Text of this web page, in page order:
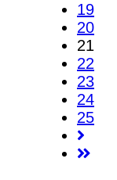
19
20
21
22
23
24
25